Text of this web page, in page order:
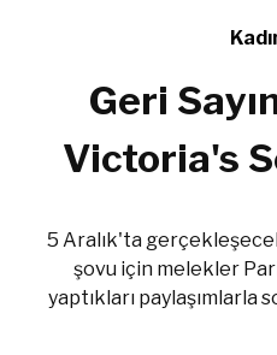
Geri
Victoria's
5 Aralık'ta
şovu için melekler
yaptıkları paylaşımlarla